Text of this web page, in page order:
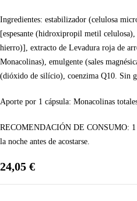
Ingredientes: estabilizador (celulosa
[espesante (hidroxipropil metil
hierro)], extracto de Levadura roja de
Monacolinas), emulgente (sales
(dióxido de silício), coenzima Q10. Sin
Aporte por 1 cápsula: Monacolinas
RECOMENDACIÓN DE CONSUMO:
la noche antes de acostarse.
24,05 €